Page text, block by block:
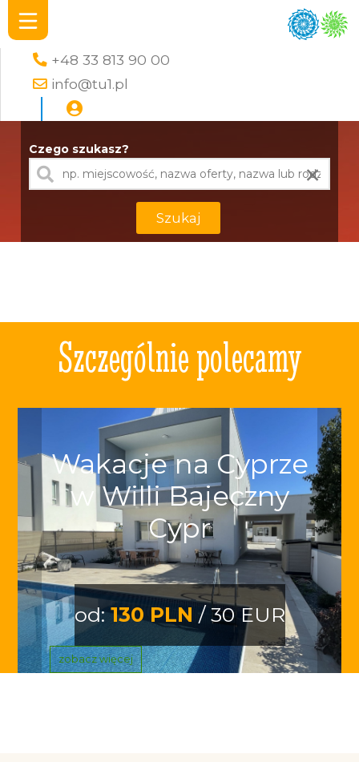
+48 33 813 90 00
info@tu1.pl
Czego szukasz?
×
Szukaj
Szczególnie polecamy
Wakacje na Cyprze
w Willi Bajeczny
Cypr
od:130 PLN / 30 EUR
zobacz więcej